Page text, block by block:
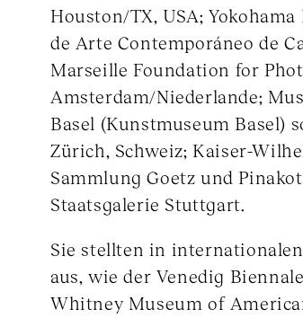
Houston/TX, USA;
de Arte Contemporáneo de
Marseille Foundation for
Amsterdam/Niederlande;
Basel (Kunstmuseum Basel)
Zürich, Schweiz; Kaiser-
Sammlung Goetz und
Staatsgalerie Stuttgart.
Sie stellten in
aus, wie der Venedig
Whitney Museum of